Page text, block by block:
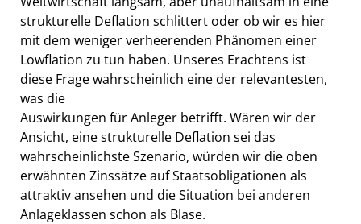
strukturelle Deflation schlittert oder ob wir es hier
mit dem weniger verheerenden Phänomen einer
Lowflation zu tun haben. Unseres Erachtens ist
diese Frage wahrscheinlich eine der relevantesten,
was die
Auswirkungen für Anleger betrifft. Wären wir der
Ansicht, eine strukturelle Deflation sei das
wahrscheinlichste Szenario, würden wir die oben
erwähnten Zinssätze auf Staatsobligationen als
attraktiv ansehen und die Situation bei anderen
Anlageklassen schon als Blase.